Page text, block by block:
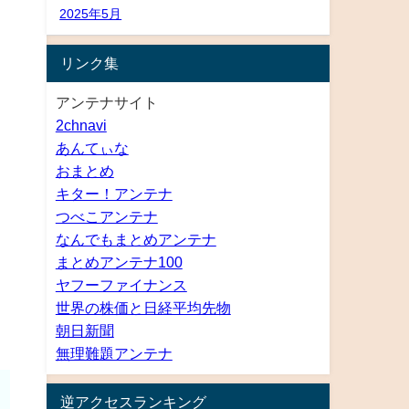
2025年5月
リンク集
アンテナサイト
2chnavi
あんてぃな
おまとめ
キター！アンテナ
つべこアンテナ
なんでもまとめアンテナ
まとめアンテナ100
ヤフーファイナンス
世界の株価と日経平均先物
朝日新聞
無理難題アンテナ
逆アクセスランキング